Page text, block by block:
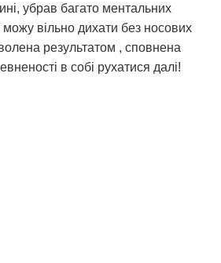
убрав багато ментальних
вільно дихати без носових
результатом , сповнена
в собі рухатися далі!